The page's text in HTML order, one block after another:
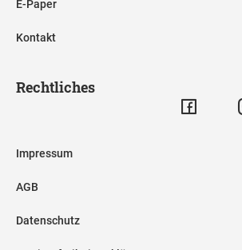
E-Paper
Kontakt
Rechtliches
Impressum
AGB
Datenschutz